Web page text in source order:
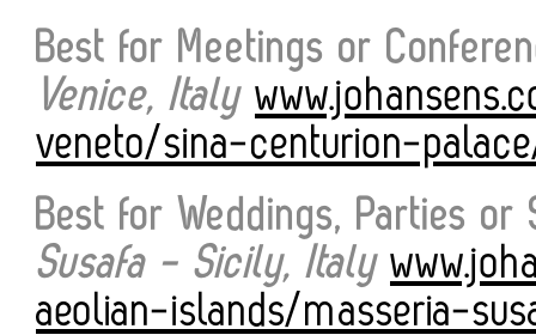
Best for Meetings or
Venice, Italy
veneto/sina-centurion-
Best for Weddings, Parties or
Susafa - Sicily, Italy
aeolian-islands/masseria-